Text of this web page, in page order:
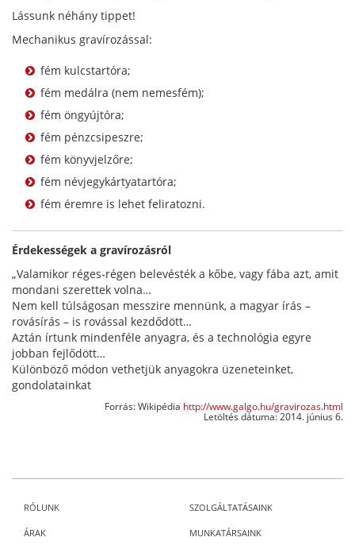
Lássunk néhány tippet!
Mechanikus gravírozással:
fém kulcstartóra;
fém medálra (nem nemesfém);
fém öngyújtóra;
fém pénzcsipeszre;
fém könyvjelzőre;
fém névjegykártyatartóra;
fém éremre is lehet feliratozni.
Érdekességek a gravírozásról
„Valamikor réges-régen belevésték a kőbe, vagy fába azt, amit
mondani szerettek volna…
Nem kell túlságosan messzire mennünk, a magyar írás –
rovásírás – is rovással kezdődött…
Aztán írtunk mindenféle anyagra, és a technológia egyre
jobban fejlődött…
Különböző módon vethetjük anyagokra üzeneteinket,
gondolatainkat
Forrás: Wikipédia http://www.galgo.hu/gravirozas.html
Letöltés dátuma: 2014. június 6.
RÓLUNK SZOLGÁLTATÁSAINK
ÁRAK MUNKATÁRSAINK